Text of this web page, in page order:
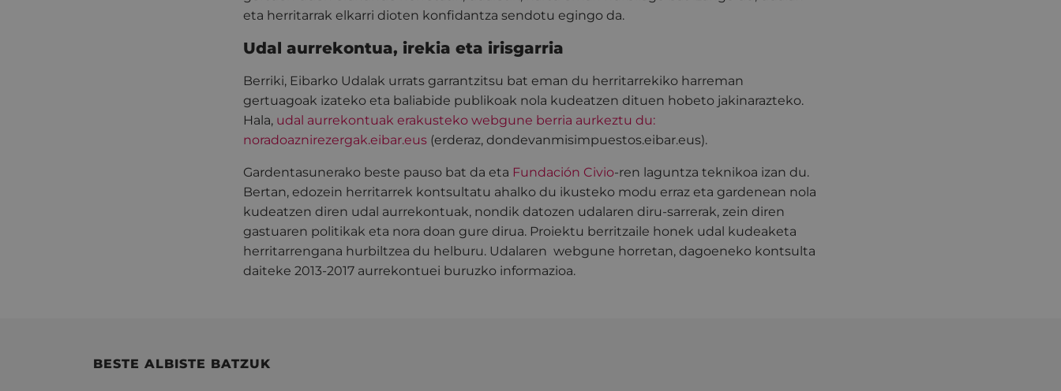
eta herritarrak elkarri dioten konfidantza sendotu egingo da.
Udal aurrekontua, irekia eta irisgarria
Berriki, Eibarko Udalak urrats garrantzitsu bat eman du herritarrekiko harreman
gertuagoak izateko eta baliabide publikoak nola kudeatzen dituen hobeto jakinarazteko.
Hala, udal aurrekontuak erakusteko webgune berria aurkeztu du:
noradoaznirezergak.eibar.eus (erderaz, dondevanmisimpuestos.eibar.eus).
Gardentasunerako beste pauso bat da eta Fundación Civio-ren laguntza teknikoa izan du.
Bertan, edozein herritarrek kontsultatu ahalko du ikusteko modu erraz eta gardenean nola
kudeatzen diren udal aurrekontuak, nondik datozen udalaren diru-sarrerak, zein diren
gastuaren politikak eta nora doan gure dirua. Proiektu berritzaile honek udal kudeaketa
herritarrengana hurbiltzea du helburu. Udalaren webgune horretan, dagoeneko kontsulta
daiteke 2013-2017 aurrekontuei buruzko informazioa.
BESTE ALBISTE BATZUK